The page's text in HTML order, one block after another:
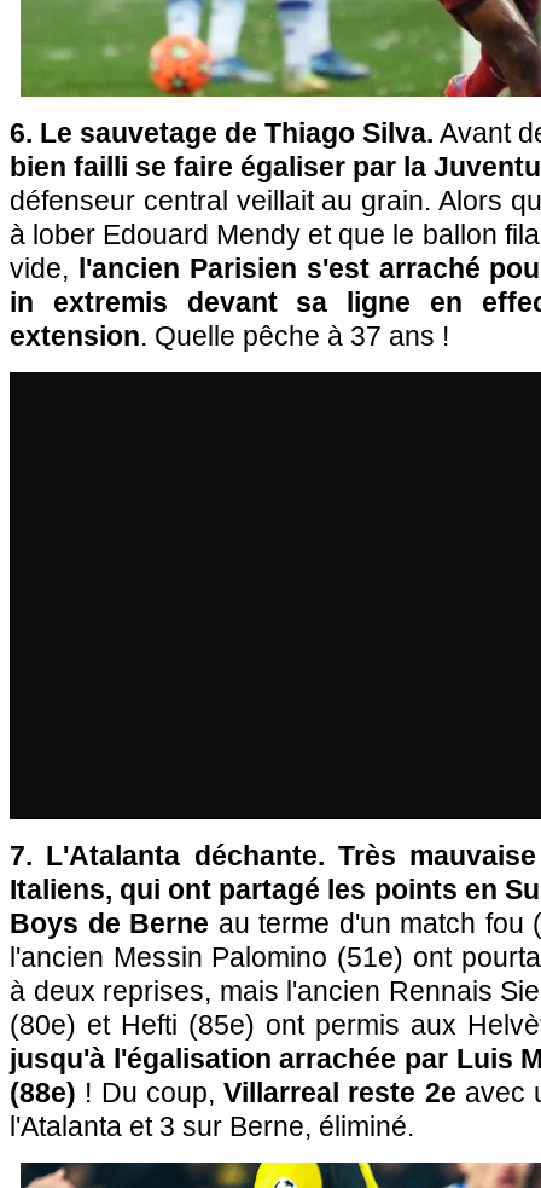
6. Le sauvetage de Thiago Silva. Avant
bien failli se faire égaliser par la
défenseur central veillait au grain. Alors
à lober Edouard Mendy et que le ballon
vide, l'ancien Parisien s'est arraché
in extremis devant sa ligne en
extension. Quelle pêche à 37 ans !
7. L'Atalanta déchante. Très
Italiens, qui ont partagé les points en
Boys de Berne au terme d'un match fou
l'ancien Messin Palomino (51e) ont
à deux reprises, mais l'ancien Rennais
(80e) et Hefti (85e) ont permis aux
jusqu'à l'égalisation arrachée par Luis
(88e) ! Du coup,Villarreal reste 2e avec
l'Atalanta et 3 sur Berne, éliminé.